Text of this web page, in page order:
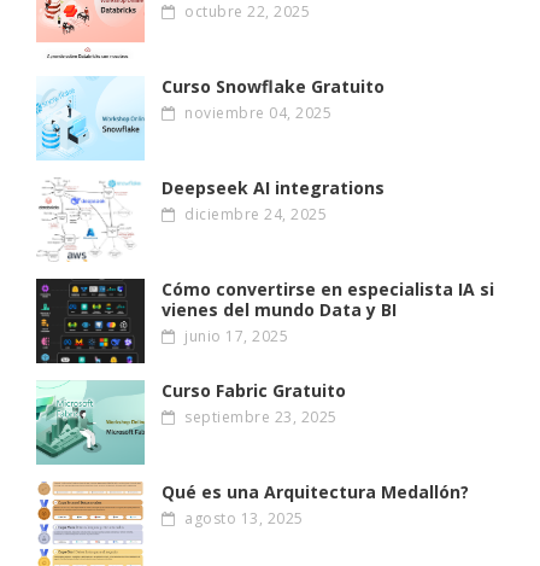
octubre 22, 2025
Curso Snowflake Gratuito
noviembre 04, 2025
Deepseek AI integrations
diciembre 24, 2025
Cómo convertirse en especialista IA si
vienes del mundo Data y BI
junio 17, 2025
Curso Fabric Gratuito
septiembre 23, 2025
Qué es una Arquitectura Medallón?
agosto 13, 2025